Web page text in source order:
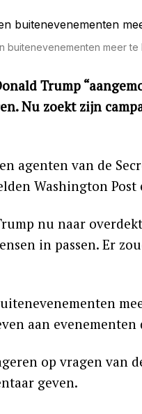
buitenevenementen meer te
Trump
Nu zoekt zijn
agenten van de
Washington Post
nu naar
in passen. Er
aan
op vragen van
geven.